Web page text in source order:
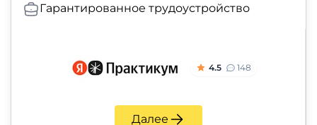
Гарантированное трудоустройство
4.5 148
Далее